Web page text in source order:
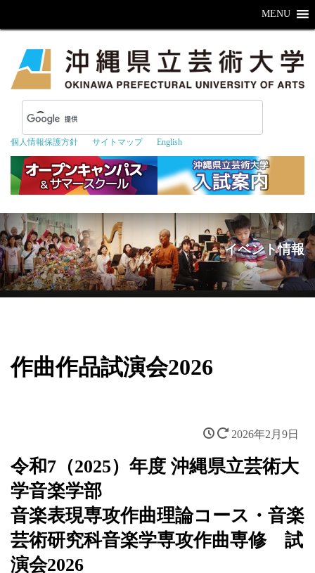
個人情報保護方針 サイトマップ English
MENU
イベント情報
作曲作品試演会2026
2026年2月9日
令和7（2025）年度 沖縄県立芸術大
学音楽学部
音楽表現専攻作曲理論コース・音楽
芸術研究科音楽学専攻作曲専修 試
演会2026